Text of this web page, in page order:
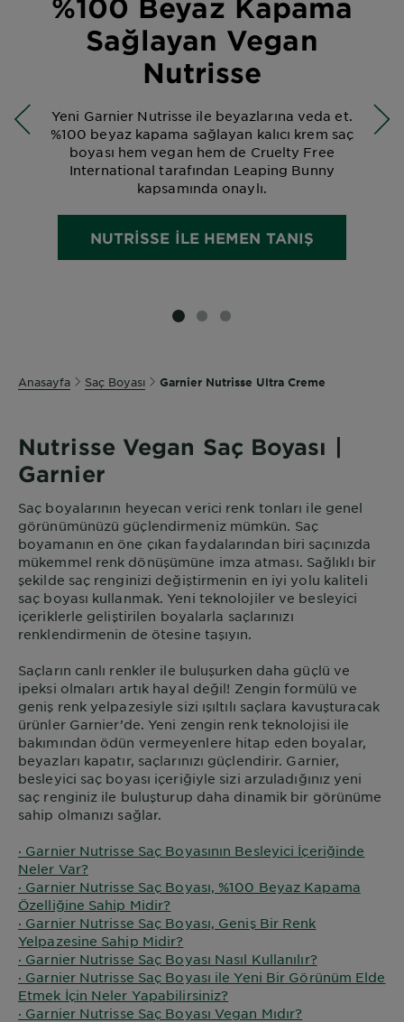
%100 Beyaz Kapama
Sağlayan Vegan
Nutrisse
Yeni Garnier Nutrisse ile beyazlarına veda et.
%100 beyaz kapama sağlayan kalıcı krem saç
boyası hem vegan hem de Cruelty Free
International tarafından Leaping Bunny
kapsamında onaylı.
NUTRISSE ILE HEMEN TANIŞ
SLIDE 1
SLIDE 2SLIDE 3
Anasayfa Saç Boyası Garnier Nutrisse Ultra Creme
Nutrisse Vegan Saç Boyası |
Garnier
Saç boyalarının heyecan verici renk tonları ile genel
görünümünüzü güçlendirmeniz mümkün. Saç
boyamanın en öne çıkan faydalarından biri saçınızda
mükemmel renk dönüşümüne imza atması. Sağlıklı bir
şekilde saç renginizi değiştirmenin en iyi yolu kaliteli
saç boyası kullanmak. Yeni teknolojiler ve besleyici
içeriklerle geliştirilen boyalarla saçlarınızı
renklendirmenin de ötesine taşıyın.
Saçların canlı renkler ile buluşurken daha güçlü ve
ipeksi olmaları artık hayal değil! Zengin formülü ve
geniş renk yelpazesiyle sizi ışıltılı saçlara kavuşturacak
ürünler Garnier’de. Yeni zengin renk teknolojisi ile
bakımından ödün vermeyenlere hitap eden boyalar,
beyazları kapatır, saçlarınızı güçlendirir. Garnier,
besleyici saç boyası içeriğiyle sizi arzuladığınız yeni
saç renginiz ile buluşturup daha dinamik bir görünüme
sahip olmanızı sağlar.
· Garnier Nutrisse Saç Boyasının Besleyici İçeriğinde
Neler Var?
· Garnier Nutrisse Saç Boyası, %100 Beyaz Kapama
Özelliğine Sahip Midir?
· Garnier Nutrisse Saç Boyası, Geniş Bir Renk
Yelpazesine Sahip Midir?
· Garnier Nutrisse Saç Boyası Nasıl Kullanılır?
· Garnier Nutrisse Saç Boyası ile Yeni Bir Görünüm Elde
Etmek İçin Neler Yapabilirsiniz?
· Garnier Nutrisse Saç Boyası Vegan Mıdır?